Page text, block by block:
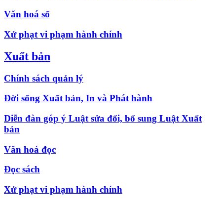
Văn hoá số
Xử phạt vi phạm hành chính
Xuất bản
Chính sách quản lý
Đời sống Xuất bản, In và Phát hành
Diễn đàn góp ý Luật sửa đổi, bổ sung Luật Xuất
bản
Văn hoá đọc
Đọc sách
Xử phạt vi phạm hành chính